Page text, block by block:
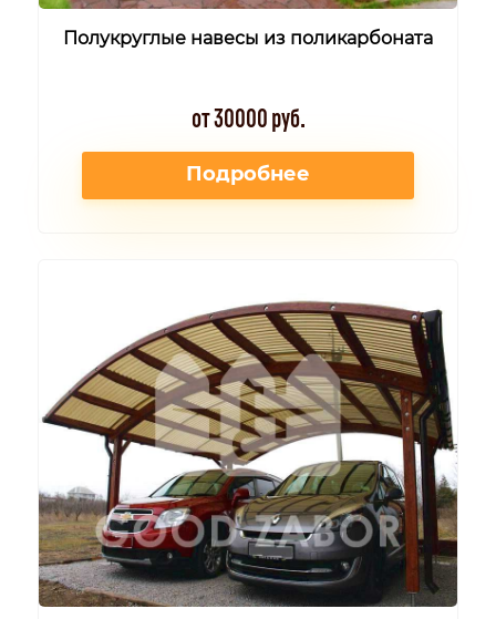
Полукруглые навесы из поликарбоната
от 30000 руб.
Подробнее